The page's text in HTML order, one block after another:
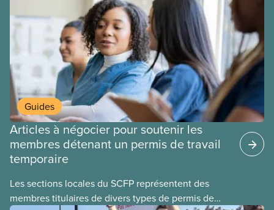
Guides
Articles à négocier pour soutenir les
membres détenant un permis de travail
temporaire
Les sections locales du SCFP représentent des
membres titulaires de divers types de permis de